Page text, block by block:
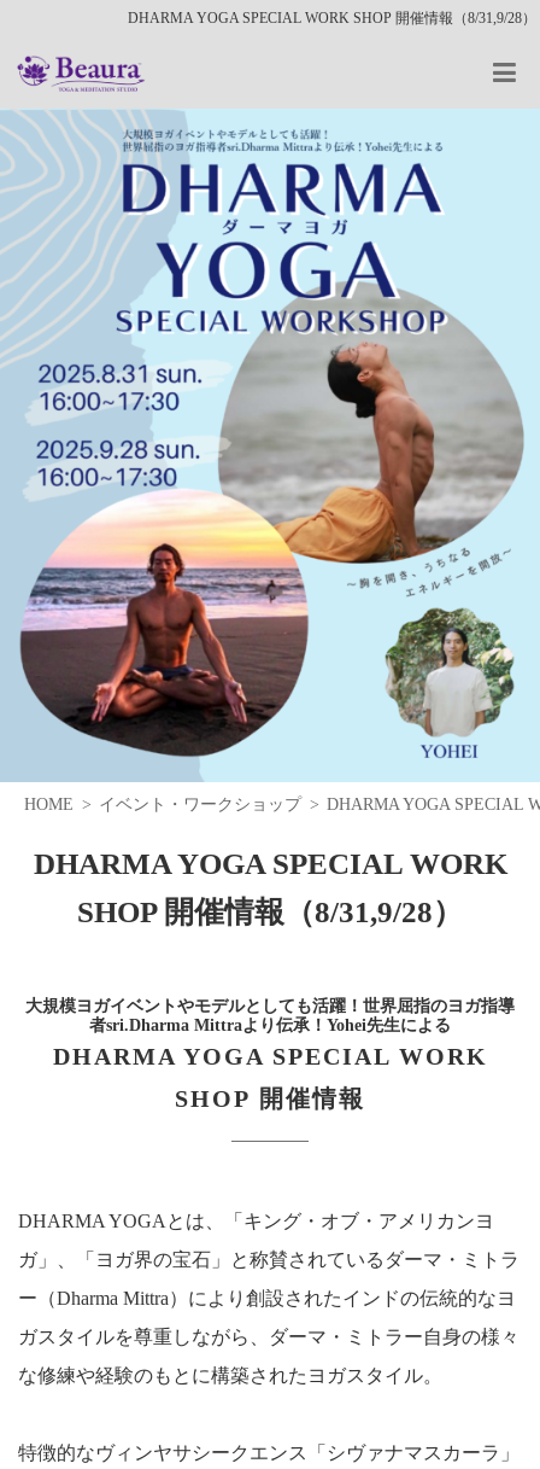
DHARMA YOGA SPECIAL WORK SHOP 開催情報（8/31,9/28）
HOME イベント・ワークショップ DHARMA YOGA SPECIAL
DHARMA YOGA SPECIAL WORK
SHOP 開催情報（8/31,9/28）
大規模ヨガイベントやモデルとしても活躍！世界屈指のヨガ指導
者sri.Dharma Mittraより伝承！Yohei先生による
DHARMA YOGA SPECIAL WORK
SHOP 開催情報
DHARMA YOGAとは、「キング・オブ・アメリカンヨ
ガ」、「ヨガ界の宝石」と称賛されているダーマ・ミトラ
ー（Dharma Mittra）により創設されたインドの伝統的なヨ
ガスタイルを尊重しながら、ダーマ・ミトラー自身の様々
な修練や経験のもとに構築されたヨガスタイル。
特徴的なヴィンヤサシークエンス「シヴァナマスカーラ」